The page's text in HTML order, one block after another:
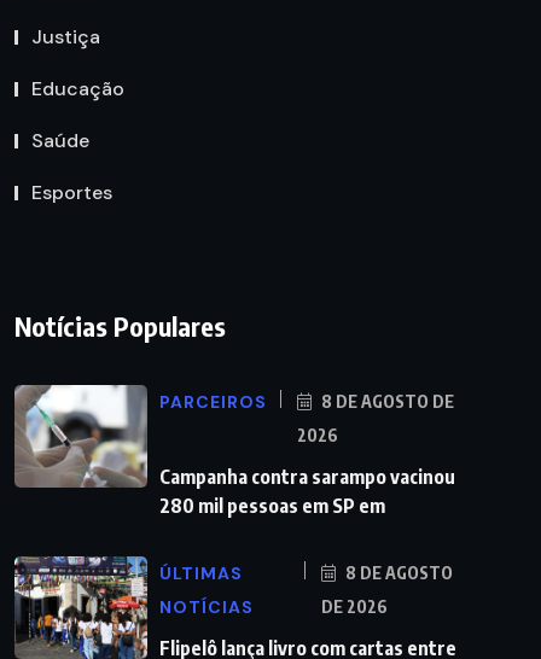
Justiça
Educação
Saúde
Esportes
Notícias Populares
PARCEIROS
8 DE AGOSTO DE
2026
Campanha contra sarampo vacinou
280 mil pessoas em SP em
ÚLTIMAS
NOTÍCIAS
8 DE AGOSTO
DE 2026
Flipelô lança livro com cartas entre